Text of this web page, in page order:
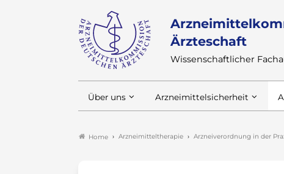
Ärzteschaft
Wissenschaftlicher
Über uns Arzneimittelsicherheit
Home Arzneimitteltherapie Arzneiverordnung in der